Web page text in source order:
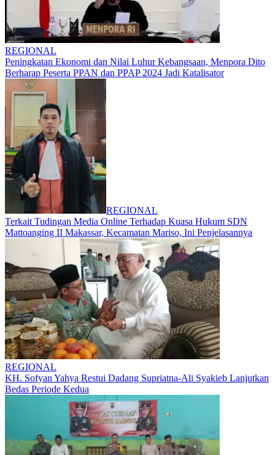
REGIONAL
Peningkatan Ekonomi dan Nilai Luhur Kebangsaan, Menpora Dito
Berharap Peserta PPAN dan PPAP 2024 Jadi Katalisator
REGIONAL
Terkait Tudingan Media Online Terhadap Kuasa Hukum SDN
Mattoanging II Makassar, Kecamatan Mariso, Ini Penjelasannya
REGIONAL
KH. Sofyan Yahya Restui Dadang Supriatna-Ali Syakieb Lanjutkan
Bedas Periode Kedua